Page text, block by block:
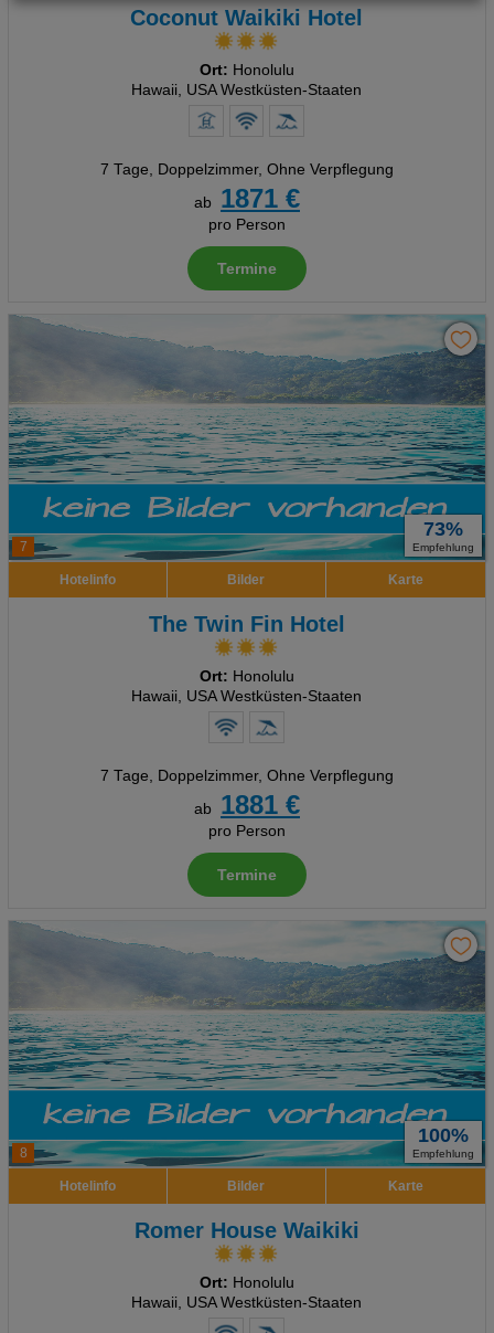
Technische Cookies
Advertising
Coconut Waikiki Hotel
Ort: Honolulu
Hawaii, USA Westküsten-Staaten
7 Tage, Doppelzimmer, Ohne Verpflegung
ab
1871 €
pro Person
Termine
7
73%
Empfehlung
Hotelinfo Bilder Karte
The Twin Fin Hotel
Ort: Honolulu
Hawaii, USA Westküsten-Staaten
7 Tage, Doppelzimmer, Ohne Verpflegung
ab
1881 €
pro Person
Termine
8
100%
Empfehlung
Hotelinfo Bilder Karte
Romer House Waikiki
Ort: Honolulu
Hawaii, USA Westküsten-Staaten